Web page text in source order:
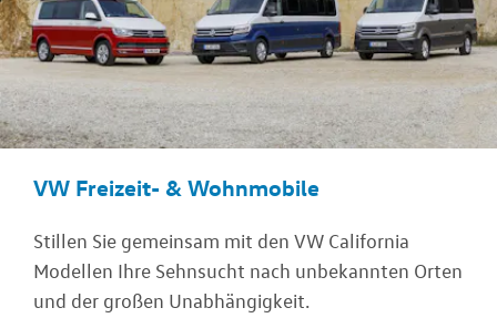
VW Freizeit- & Wohnmobile
Stillen Sie gemeinsam mit den VW California
Modellen Ihre Sehnsucht nach unbekannten Orten
und der großen Unabhängigkeit.